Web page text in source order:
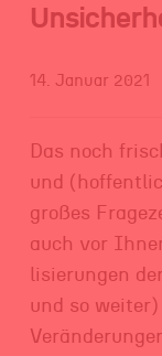
14. Januar 2021
Das noch
und
großes
auch vor
lisierungen
und so